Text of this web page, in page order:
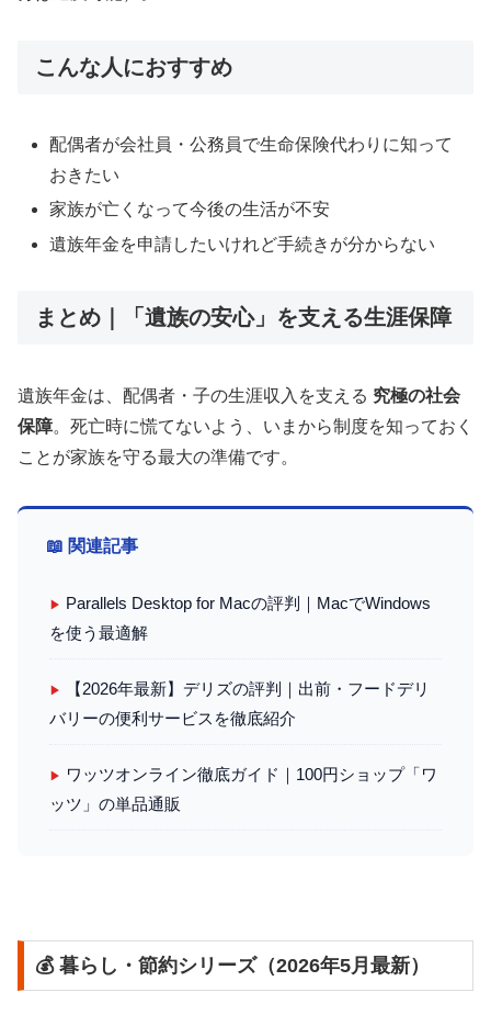
こんな人におすすめ
配偶者が会社員・公務員で生命保険代わりに知って
おきたい
家族が亡くなって今後の生活が不安
遺族年金を申請したいけれど手続きが分からない
まとめ｜「遺族の安心」を支える生涯保障
遺族年金は、配偶者・子の生涯収入を支える 究極の社会
保障。死亡時に慌てないよう、いまから制度を知っておく
ことが家族を守る最大の準備です。
📖 関連記事
▶ Parallels Desktop for Macの評判｜MacでWindows
を使う最適解
▶
【2026年最新】デリズの評判｜出前・フードデリ
バリーの便利サービスを徹底紹介
▶
ワッツオンライン徹底ガイド｜100円ショップ「ワ
ッツ」の単品通販
💰 暮らし・節約シリーズ（2026年5月最新）